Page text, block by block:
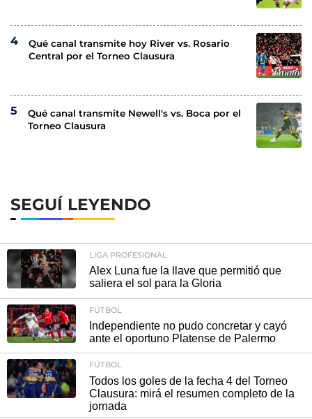
Qué canal transmite hoy River vs. Rosario
Central por el Torneo Clausura
Qué canal transmite Newell's vs. Boca por el
Torneo Clausura
SEGUÍ LEYENDO
LIGA PROFESIONAL
Alex Luna fue la llave que permitió que
saliera el sol para la Gloria
FÚTBOL
Independiente no pudo concretar y cayó
ante el oportuno Platense de Palermo
FÚTBOL
Todos los goles de la fecha 4 del Torneo
Clausura: mirá el resumen completo de la
jornada